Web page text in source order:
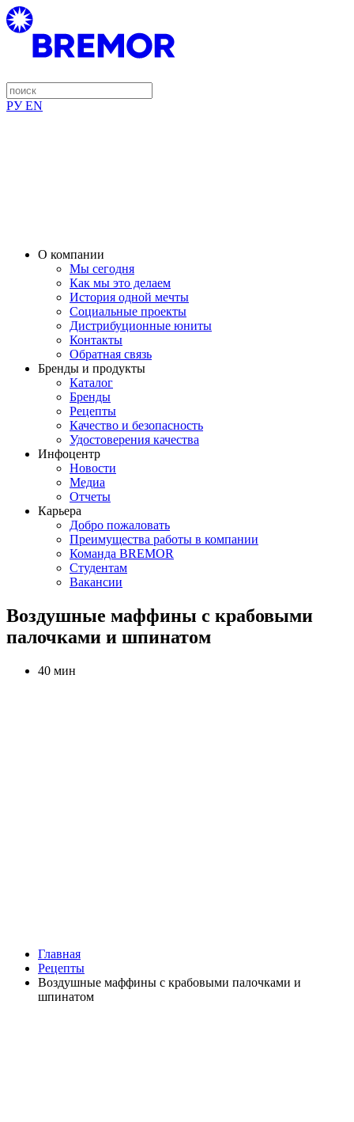
РУ EN
О компании
Мы сегодня
Как мы это делаем
История одной мечты
Социальные проекты
Дистрибуционные юниты
Контакты
Обратная связь
Бренды и продукты
Каталог
Бренды
Рецепты
Качество и безопасность
Удостоверения качества
Инфоцентр
Новости
Медиа
Отчеты
Карьера
Добро пожаловать
Преимущества работы в компании
Команда BREMOR
Студентам
Вакансии
Воздушные маффины с крабовыми
палочками и шпинатом
40 мин
Главная
Рецепты
Воздушные маффины с крабовыми палочками и
шпинатом